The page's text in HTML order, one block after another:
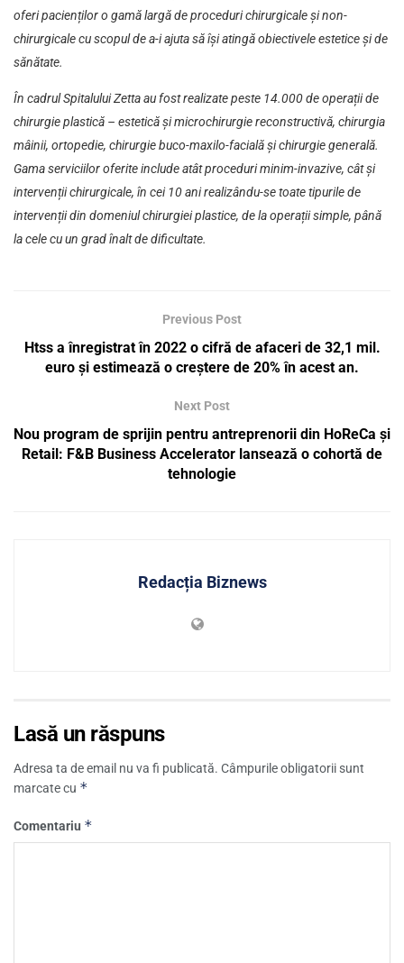
oferi pacienților o gamă largă de proceduri chirurgicale și non-
chirurgicale cu scopul de a-i ajuta să își atingă obiectivele estetice și de
sănătate.
În cadrul Spitalului Zetta au fost realizate peste 14.000 de operații de
chirurgie plastică – estetică și microchirurgie reconstructivă, chirurgia
mâinii, ortopedie, chirurgie buco-maxilo-facială și chirurgie generală.
Gama serviciilor oferite include atât proceduri minim-invazive, cât și
intervenții chirurgicale, în cei 10 ani realizându-se toate tipurile de
intervenții din domeniul chirurgiei plastice, de la operații simple, până
la cele cu un grad înalt de dificultate.
Previous Post
Htss a înregistrat în 2022 o cifră de afaceri de 32,1 mil.
euro și estimează o creștere de 20% în acest an.
Next Post
Nou program de sprijin pentru antreprenorii din HoReCa și
Retail: F&B Business Accelerator lansează o cohortă de
tehnologie
Redacția Biznews
Lasă un răspuns
Adresa ta de email nu va fi publicată. Câmpurile obligatorii sunt
marcate cu *
Comentariu *